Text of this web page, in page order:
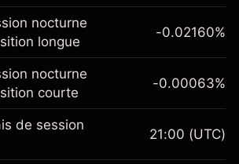
est disponible pour le
sur :
nocturne
longue
-0.02160%
nocturne
courte
-0.00063%
de session
21:00 (UTC)